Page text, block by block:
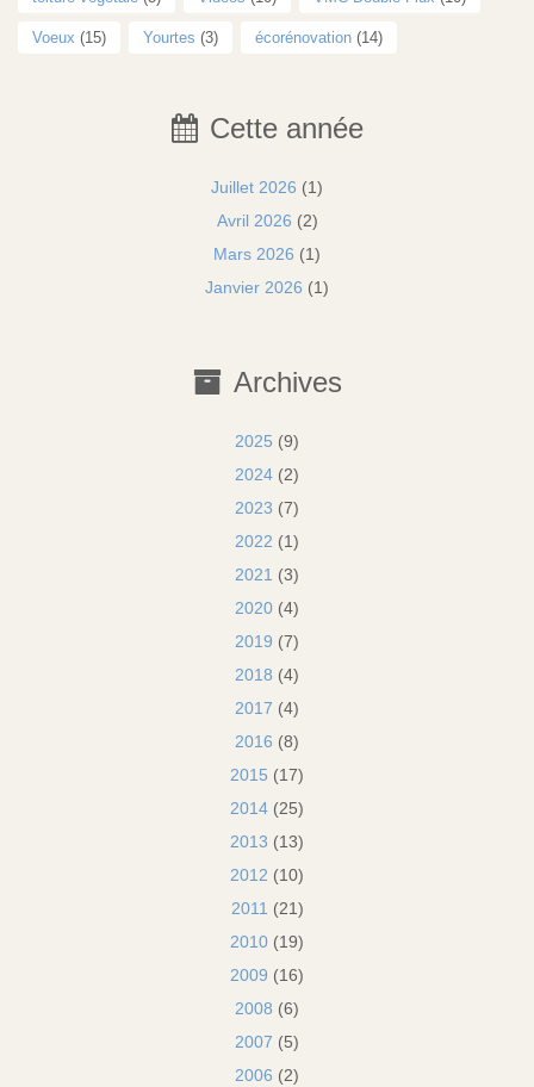
Voeux (15) Yourtes (3) écorénovation (14)
Cette année
Juillet 2026 (1)
Avril 2026 (2)
Mars 2026 (1)
Janvier 2026 (1)
Archives
2025 (9)
2024 (2)
2023 (7)
2022 (1)
2021 (3)
2020 (4)
2019 (7)
2018 (4)
2017 (4)
2016 (8)
2015 (17)
2014 (25)
2013 (13)
2012 (10)
2011 (21)
2010 (19)
2009 (16)
2008 (6)
2007 (5)
2006 (2)